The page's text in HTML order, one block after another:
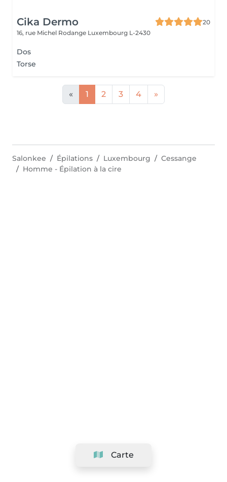
Cika Dermo
20
16, rue Michel Rodange Luxembourg L-2430
Dos
Torse
« 1 2 3 4 »
Carte
Salonkee Épilations Luxembourg
Cessange
Homme - Épilation à la cire